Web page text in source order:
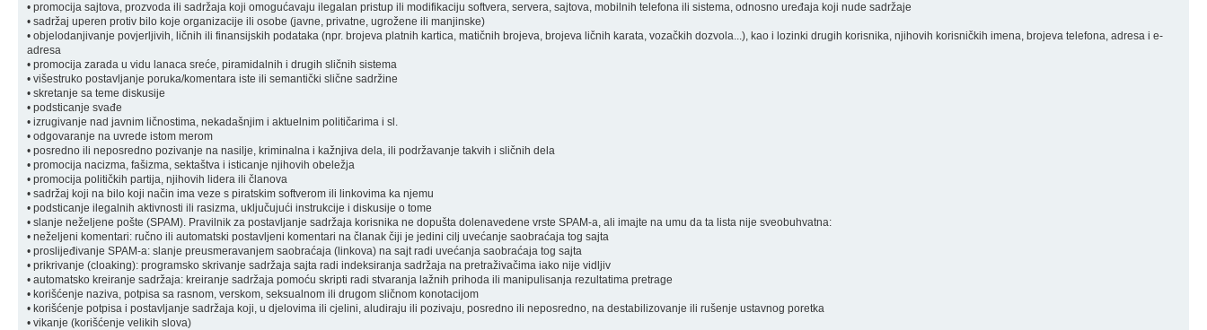
• promocija sajtova, prozvoda ili sadržaja koji omogućavaju ilegalan pristup ili modifikaciju softvera, servera, sajtova, mobilnih telefona ili sistema, odnosno uređaja koji nude sadržaje
• sadržaj uperen protiv bilo koje organizacije ili osobe (javne, privatne, ugrožene ili manjinske)
• objelodanjivanje povjerljivih, ličnih ili finansijskih podataka (npr. brojeva platnih kartica, matičnih brojeva, brojeva ličnih karata, vozačkih dozvola...), kao i lozinki drugih korisnika, njihovih korisničkih imena, brojeva telefona, adresa i e-
adresa
• promocija zarada u vidu lanaca sreće, piramidalnih i drugih sličnih sistema
• višestruko postavljanje poruka/komentara iste ili semantički slične sadržine
• skretanje sa teme diskusije
• podsticanje svađe
• izrugivanje nad javnim ličnostima, nekadašnjim i aktuelnim političarima i sl.
• odgovaranje na uvrede istom merom
• posredno ili neposredno pozivanje na nasilje, kriminalna i kažnjiva dela, ili podržavanje takvih i sličnih dela
• promocija nacizma, fašizma, sektaštva i isticanje njihovih obeležja
• promocija političkih partija, njihovih lidera ili članova
• sadržaj koji na bilo koji način ima veze s piratskim softverom ili linkovima ka njemu
• podsticanje ilegalnih aktivnosti ili rasizma, uključujući instrukcije i diskusije o tome
• slanje neželjene pošte (SPAM). Pravilnik za postavljanje sadržaja korisnika ne dopušta dolenavedene vrste SPAM-a, ali imajte na umu da ta lista nije sveobuhvatna:
• neželjeni komentari: ručno ili automatski postavljeni komentari na članak čiji je jedini cilj uvećanje saobraćaja tog sajta
• proslijeđivanje SPAM-a: slanje preusmeravanjem saobraćaja (linkova) na sajt radi uvećanja saobraćaja tog sajta
• prikrivanje (cloaking): programsko skrivanje sadržaja sajta radi indeksiranja sadržaja na pretraživačima iako nije vidljiv
• automatsko kreiranje sadržaja: kreiranje sadržaja pomoću skripti radi stvaranja lažnih prihoda ili manipulisanja rezultatima pretrage
• korišćenje naziva, potpisa sa rasnom, verskom, seksualnom ili drugom sličnom konotacijom
• korišćenje potpisa i postavljanje sadržaja koji, u djelovima ili cjelini, aludiraju ili pozivaju, posredno ili neposredno, na destabilizovanje ili rušenje ustavnog poretka
• vikanje (korišćenje velikih slova)